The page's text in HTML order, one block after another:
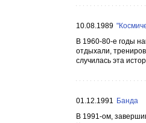
10.08.1989
В 1960-80-е годы
отдыхали,
случилась эта
01.12.1991 Банда
В 1991-ом,